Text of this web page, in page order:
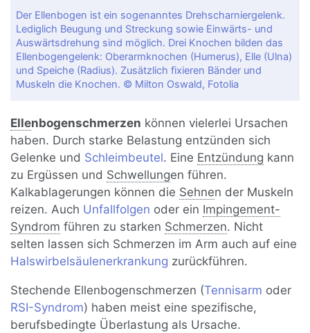
Der Ellenbogen ist ein sogenanntes Drehscharniergelenk.
Lediglich Beugung und Streckung sowie Einwärts- und
Auswärtsdrehung sind möglich. Drei Knochen bilden das
Ellenbogengelenk: Oberarmknochen (Humerus), Elle (Ulna)
und Speiche (Radius). Zusätzlich fixieren Bänder und
Muskeln die Knochen. © Milton Oswald, Fotolia
Ellenbogenschmerzen können vielerlei Ursachen
haben. Durch starke Belastung entzünden sich
Gelenke und Schleimbeutel. Eine Entzündung kann
zu Ergüssen und Schwellungen führen.
Kalkablagerungen können die Sehnen der Muskeln
reizen. Auch Unfallfolgen oder ein Impingement-
Syndrom führen zu starken Schmerzen. Nicht
selten lassen sich Schmerzen im Arm auch auf eine
Halswirbelsäulenerkrankung zurückführen.
Stechende Ellenbogenschmerzen (Tennisarm oder
RSI-Syndrom) haben meist eine spezifische,
berufsbedingte Überlastung als Ursache.